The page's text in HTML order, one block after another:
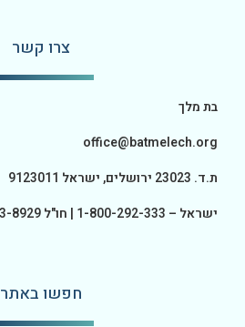
צרו קשר
בת מלך
office@batmelech.org
ת.ד. 23023 ירושלים, ישראל 9123011
ישראל – 1-800-292-333 | חו"ל 972-2-633-8929
חפשו באתר